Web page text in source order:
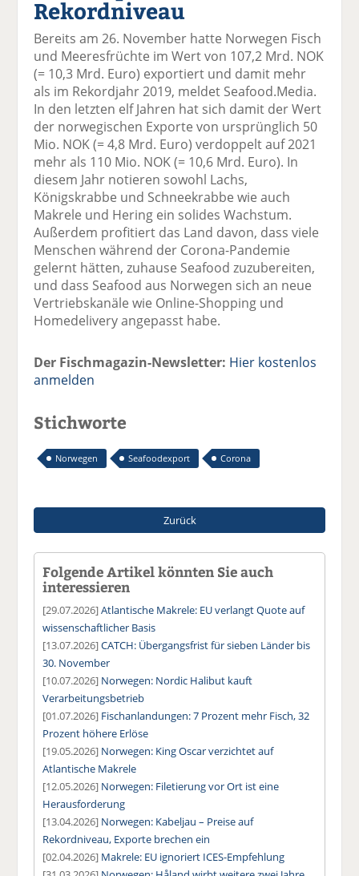
uf
F
ac
e
b
o
o
k
te
il
e
n
wi
tt
er
n
uf
Li
n
k
e
di
n
te
e
n
er
E
m
ai
l
v
er
se
n
ru
ck
n
Rekordniveau
Bereits am 26. November hatte Norwegen Fisch
und Meeresfrüchte im Wert von 107,2 Mrd. NOK
(= 10,3 Mrd. Euro) exportiert und damit mehr
als im Rekordjahr 2019, meldet Seafood.Media.
In den letzten elf Jahren hat sich damit der Wert
der norwegischen Exporte von ursprünglich 50
Mio. NOK (= 4,8 Mrd. Euro) verdoppelt auf 2021
mehr als 110 Mio. NOK (= 10,6 Mrd. Euro). In
diesem Jahr notieren sowohl Lachs,
Königskrabbe und Schneekrabbe wie auch
Makrele und Hering ein solides Wachstum.
Außerdem profitiert das Land davon, dass viele
Menschen während der Corona-Pandemie
gelernt hätten, zuhause Seafood zuzubereiten,
und dass Seafood aus Norwegen sich an neue
Vertriebskanäle wie Online-Shopping und
Homedelivery angepasst habe.
Der Fischmagazin-Newsletter: Hier kostenlos
anmelden
Stichworte
Norwegen Seafoodexport Corona
Zurück
Folgende Artikel könnten Sie auch
interessieren
[29.07.2026]Atlantische Makrele: EU verlangt Quote auf
wissenschaftlicher Basis
[13.07.2026]CATCH: Übergangsfrist für sieben Länder bis
30. November
[10.07.2026] Norwegen: Nordic Halibut kauft
Verarbeitungsbetrieb
[01.07.2026] Fischanlandungen: 7 Prozent mehr Fisch, 32
Prozent höhere Erlöse
[19.05.2026] Norwegen: King Oscar verzichtet auf
Atlantische Makrele
[12.05.2026] Norwegen: Filetierung vor Ort ist eine
Herausforderung
[13.04.2026] Norwegen: Kabeljau – Preise auf
Rekordniveau, Exporte brechen ein
[02.04.2026] Makrele: EU ignoriert ICES-Empfehlung